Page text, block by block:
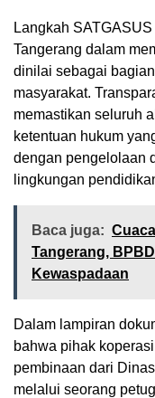
Langkah
Tangerang dalam
dinilai sebagai
masyarakat.
memastikan seluruh
ketentuan hukum
dengan pengelolaan
lingkungan
Baca juga:
Tangerang,
Kewaspadaan
Dalam lampiran
bahwa pihak
pembinaan dari
melalui seorang